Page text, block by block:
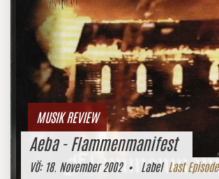
MUSIK REVIEW
Aeba - Flammenmanifest
VÖ:18. November 2002• Label Last Episode